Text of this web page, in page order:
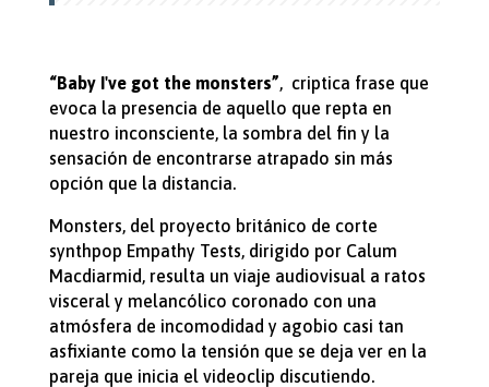
“Baby I've got the monsters”, criptica frase que
evoca la presencia de aquello que repta en
nuestro inconsciente, la sombra del fin y la
sensación de encontrarse atrapado sin más
opción que la distancia.
Monsters, del proyecto británico de corte
synthpop Empathy Tests, dirigido por Calum
Macdiarmid, resulta un viaje audiovisual a ratos
visceral y melancólico coronado con una
atmósfera de incomodidad y agobio casi tan
asfixiante como la tensión que se deja ver en la
pareja que inicia el videoclip discutiendo.